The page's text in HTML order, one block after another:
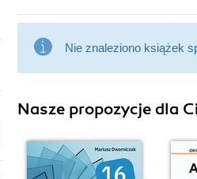
Nie znaleziono książek
Nasze propozycje dla